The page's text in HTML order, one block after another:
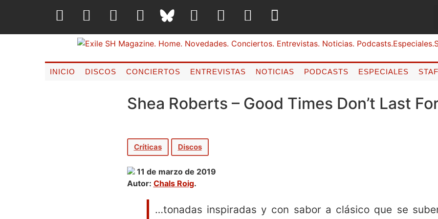
INICIO DISCOS CONCIERTOS ENTREVISTAS NOTICIAS PODCASTS ESPECIALES
Shea Roberts – Good Times Don’t Last
Críticas Discos
11 de marzo de 2019
Autor: Chals Roig.
…tonadas inspiradas y con sabor a clásico que se